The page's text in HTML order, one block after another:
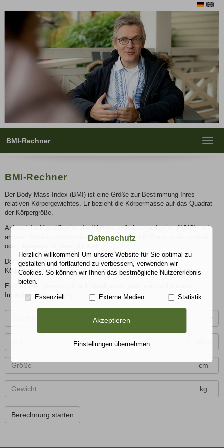
BMI-Rechner
BMI-Rechner
Der Body-Mass-Index (BMI) ist eine Größe zur Bestimmung Ihres
relativen Körpergewichtes. Er bezieht die Körpermasse auf das Quadrat
der Körpergröße.
Anhand der Klassifikation der Weltgesundheitsorganisation (WHO) und
anderer Studien ermittelt das Programm, ob Ihr BMI als unter-, normal-
oder übergewichtig beurteilt wird.
Der BMI ist ein Richtwert, da er nicht Ihre individuellen
Körperkompartimente (u.a. Fett- und Muskelgewebe) berücksichtigt.
Eine exakte Messung Ihrer Körperkompartimente ermöglicht eine
Impedanzanalyse (BIA).
cm
kg
Datenschutz
Herzlich willkommen! Um unsere Website für Sie optimal zu
gestalten und fortlaufend zu verbessern, verwenden wir
Cookies. So können wir Ihnen das bestmögliche Nutzererlebnis
bieten.
Essenziell Externe Medien Statistik
Akzeptieren
Einstellungen übernehmen